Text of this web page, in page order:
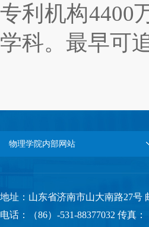
专利机构4400
学科。最早可
物理学院内部网站
地址：山东省济南市山大南路27号
电话：（86）-531-88377032 传真：